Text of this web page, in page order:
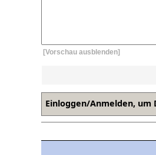
[Vorschau ausblenden]